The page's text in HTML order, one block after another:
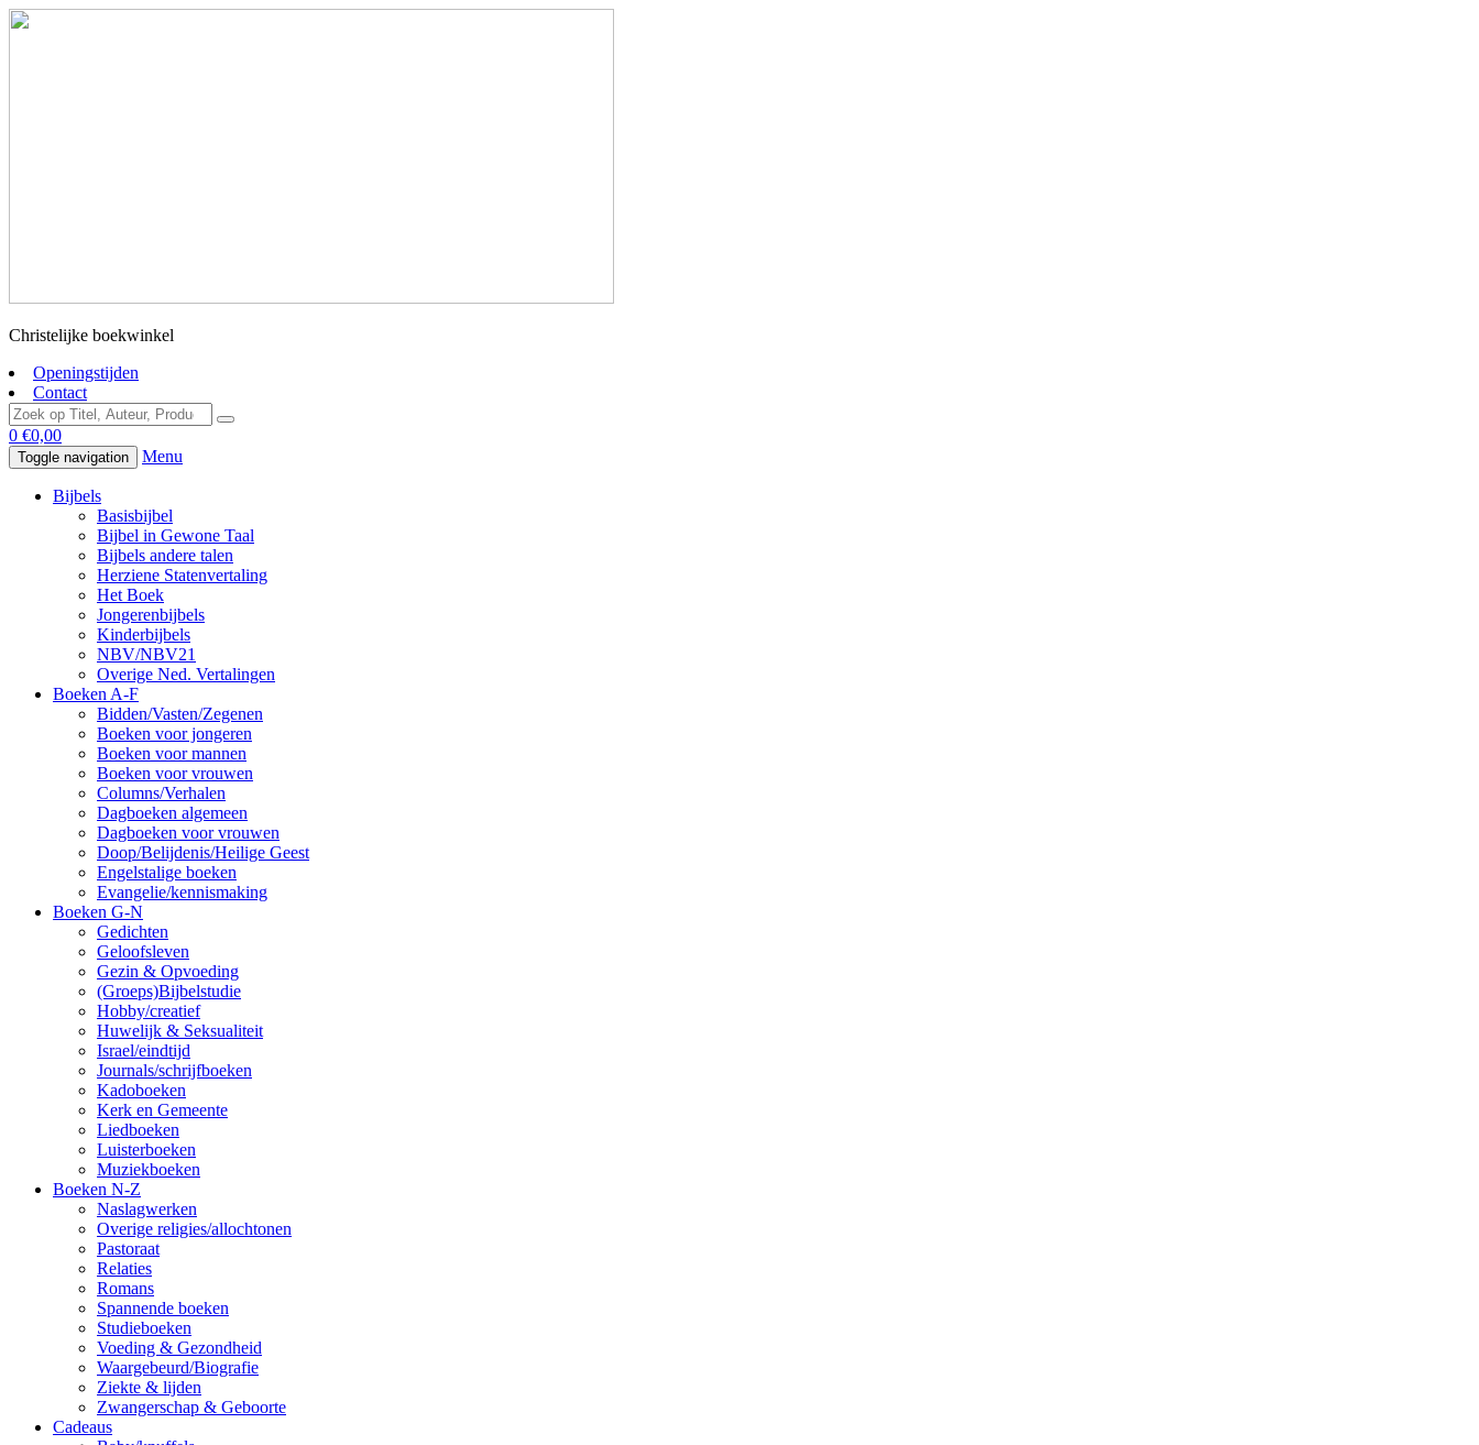
Christelijke boekwinkel
Openingstijden
Contact
0 €0,00
Toggle navigation Menu
Bijbels
Basisbijbel
Bijbel in Gewone Taal
Bijbels andere talen
Herziene Statenvertaling
Het Boek
Jongerenbijbels
Kinderbijbels
NBV/NBV21
Overige Ned. Vertalingen
Boeken A-F
Bidden/Vasten/Zegenen
Boeken voor jongeren
Boeken voor mannen
Boeken voor vrouwen
Columns/Verhalen
Dagboeken algemeen
Dagboeken voor vrouwen
Doop/Belijdenis/Heilige Geest
Engelstalige boeken
Evangelie/kennismaking
Boeken G-N
Gedichten
Geloofsleven
Gezin & Opvoeding
(Groeps)Bijbelstudie
Hobby/creatief
Huwelijk & Seksualiteit
Israel/eindtijd
Journals/schrijfboeken
Kadoboeken
Kerk en Gemeente
Liedboeken
Luisterboeken
Muziekboeken
Boeken N-Z
Naslagwerken
Overige religies/allochtonen
Pastoraat
Relaties
Romans
Spannende boeken
Studieboeken
Voeding & Gezondheid
Waargebeurd/Biografie
Ziekte & lijden
Zwangerschap & Geboorte
Cadeaus